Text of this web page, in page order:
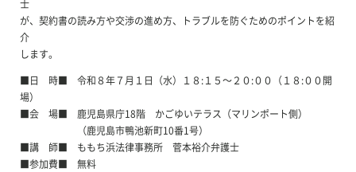
士
が、契約書の読み方や交渉の進め方、トラブルを防ぐためのポイントを紹
介
します。
■日 時■ 令和８年７月１日（水）１８:１５～２０:００（１８:００開
場）
■会 場■ 鹿児島県庁18階 かごゆいテラス（マリンポート側）
（鹿児島市鴨池新町10番1号）
■講 師■ ももち浜法律事務所 菅本裕介弁護士
■参加費■ 無料